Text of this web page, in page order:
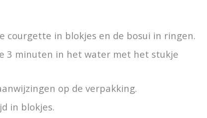
courgette in blokjes en de bosui in ringen.
3 minuten in het water met het stukje
op de verpakking.
in blokjes.